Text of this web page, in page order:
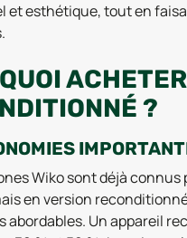
et esthétique, tout en
?
Wiko sont déjà connus
en version
abordables. Un appareil